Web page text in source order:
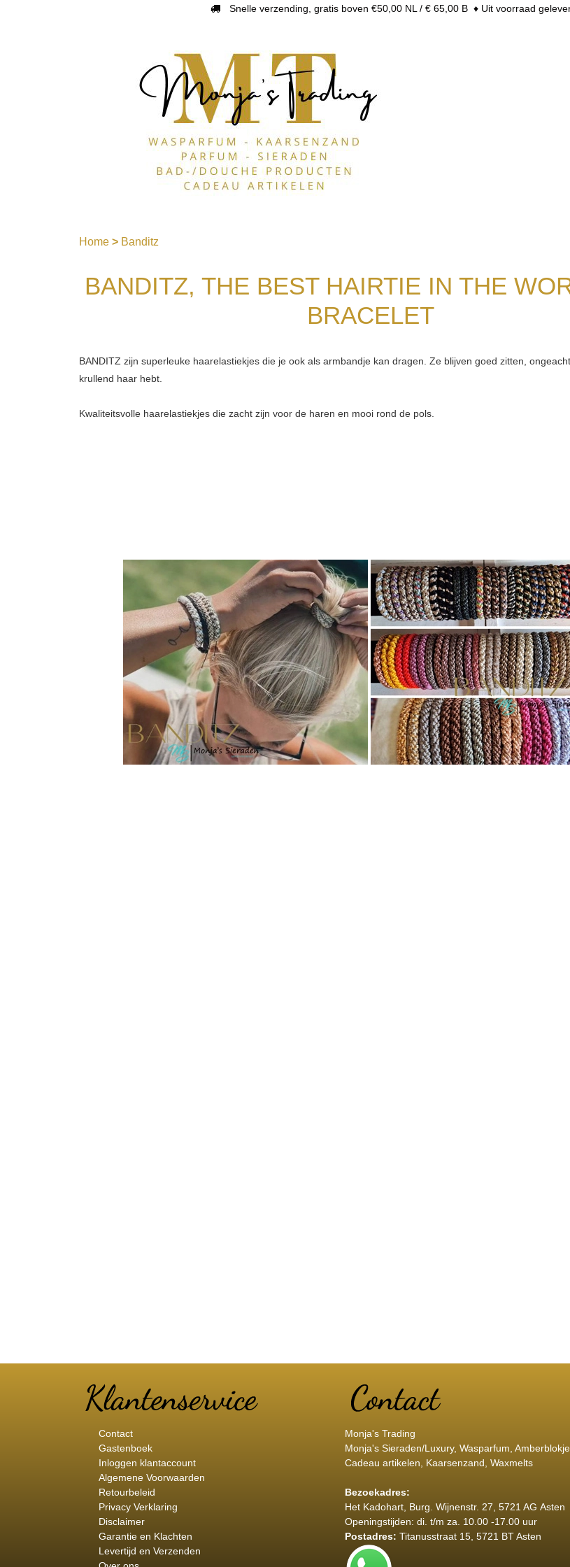
Snelle verzending, gratis boven €50,00 NL / € 65,00 B ♦ Uit voorraad
Home > Banditz
BANDITZ, THE BEST HAIRTIE IN THE
BRACELET
BANDITZ zijn superleuke haarelastiekjes die je ook als armbandje kan dragen. Ze blijven goed zitten,
krullend haar hebt.
Kwaliteitsvolle haarelastiekjes die zacht zijn voor de haren en mooi rond de pols.
Contact
Gastenboek
Inloggen klantaccount
Algemene Voorwaarden
Retourbeleid
Privacy Verklaring
Disclaimer
Garantie en Klachten
Levertijd en Verzenden
Monja's Trading
Monja's Sieraden/Luxury, Wasparfum,
Cadeau artikelen, Kaarsenzand, Waxmelts
Bezoekadres:
Het Kadohart, Burg. Wijnenstr. 27, 5721 AG Asten
Openingstijden: di. t/m za. 10.00 -17.00 uur
Postadres: Titanusstraat 15, 5721 BT Asten